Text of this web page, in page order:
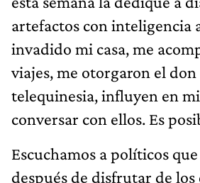
artefactos con inteligencia
invadido mi casa, me
viajes, me otorgaron el don
telequinesia, influyen en
conversar con ellos. Es
Escuchamos a políticos
después de disfrutar de los